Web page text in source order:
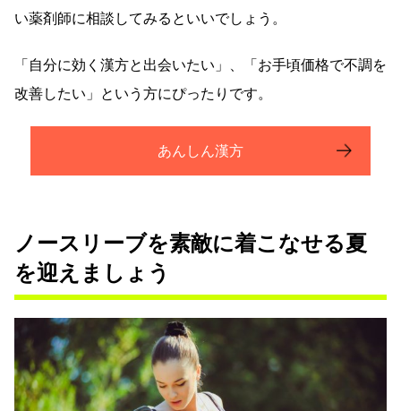
い薬剤師に相談してみるといいでしょう。
「自分に効く漢方と出会いたい」、「お手頃価格で不調を
改善したい」という方にぴったりです。
あんしん漢方
ノースリーブを素敵に着こなせる夏
を迎えましょう